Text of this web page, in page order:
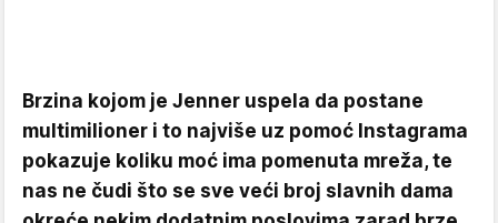
Brzina kojom je Jenner uspela da postane
multimilioner i to najviše uz pomoć Instagrama
pokazuje koliku moć ima pomenuta mreža, te
nas ne čudi što se sve veći broj slavnih dama